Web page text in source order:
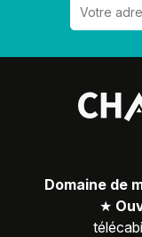
Domaine de
★